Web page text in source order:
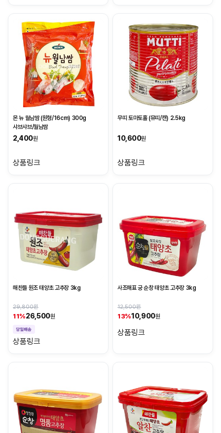
몬 뉴 월남쌈 (원형/16cm) 300g
샤브샤브/월남쌈
2,400원
상품링크
무띠 토마토홀 (뮤띠/캔) 2.5kg
10,600원
상품링크
해찬들 원조 태양초 고추장 3kg
29,800원
11%26,500원
상품링크
사조해표 궁 순창 태양초 고추장 3kg
12,500원
13%10,900원
상품링크